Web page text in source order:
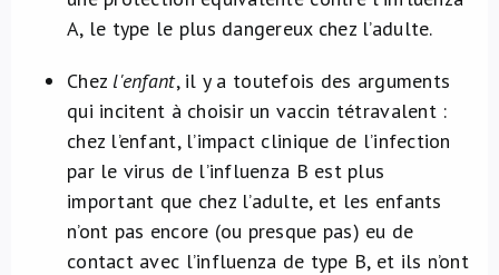
A, le type le plus dangereux chez l’adulte.
Chez l'enfant, il y a toutefois des arguments
qui incitent à choisir un vaccin tétravalent :
chez l’enfant, l’impact clinique de l’infection
par le virus de l’influenza B est plus
important que chez l’adulte, et les enfants
n’ont pas encore (ou presque pas) eu de
contact avec l’influenza de type B, et ils n’ont